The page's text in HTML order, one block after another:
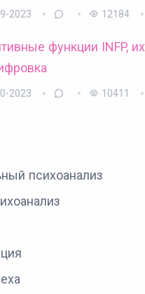
2023 12184
функции INFP, их
2023 10411
психоанализ